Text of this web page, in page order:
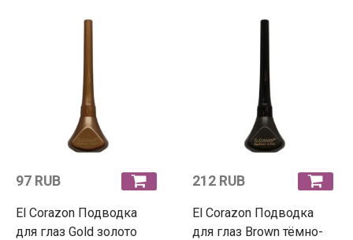
97 RUB
El Corazon Подводка
для глаз Gold золото
212 RUB
El Corazon Подводка
для глаз Brown тёмно-